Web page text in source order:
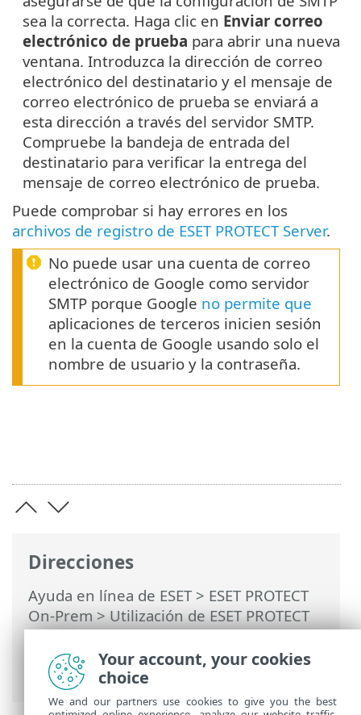
Direcciones
Ayuda en línea de ESET> ESET PROTECT
On-Prem>Utilización de ESET PROTECT
On-Prem>ESET PROTECT On-Prem Menú
principal
> Más >Configuración >
Servidor SMTP
sea la correcta. Haga clic en Enviar correo
electrónico de prueba para abrir una nueva
ventana. Introduzca la dirección de correo
electrónico del destinatario y el mensaje de
correo electrónico de prueba se enviará a
esta dirección a través del servidor SMTP.
Compruebe la bandeja de entrada del
destinatario para verificar la entrega del
mensaje de correo electrónico de prueba.
Puede comprobar si hay errores en los
archivos de registro de ESET PROTECT Server.
No puede usar una cuenta de correo
electrónico de Google como servidor
SMTP porque Google no permite que
aplicaciones de terceros inicien sesión
en la cuenta de Google usando solo el
nombre de usuario y la contraseña.
Your account, your cookies
choice
We and our partners use cookies to give you the best